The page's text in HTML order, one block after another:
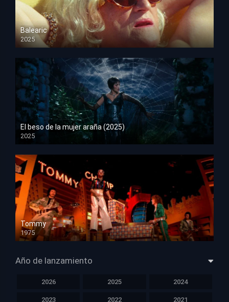
Balearic
2025
HD 1080p
El beso de la mujer araña (2025)
2025
HD 1080p
Tommy
1975
HD 1080p
Año de lanzamiento
2026 2025 2024
2023 2022 2021